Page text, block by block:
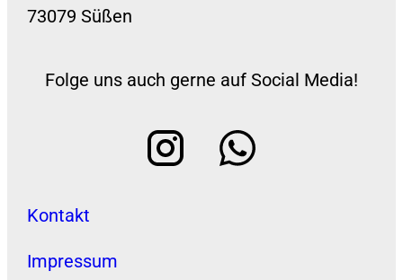
73079 Süßen
Folge uns auch gerne auf Social Media!
Kontakt
Impressum